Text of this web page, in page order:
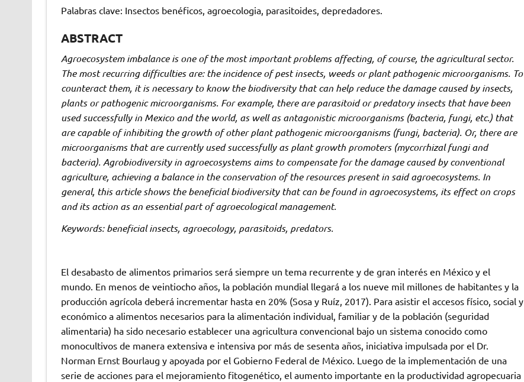
Palabras clave: Insectos benéficos, agroecologia, parasitoides, depredadores.
ABSTRACT
Agroecosystem imbalance is one of the most important problems affecting, of course, the agricultural sector.
The most recurring difficulties are: the incidence of pest insects, weeds or plant pathogenic microorganisms. To
counteract them, it is necessary to know the biodiversity that can help reduce the damage caused by insects,
plants or pathogenic microorganisms. For example, there are parasitoid or predatory insects that have been
used successfully in Mexico and the world, as well as antagonistic microorganisms (bacteria, fungi, etc.) that
are capable of inhibiting the growth of other plant pathogenic microorganisms (fungi, bacteria). Or, there are
microorganisms that are currently used successfully as plant growth promoters (mycorrhizal fungi and
bacteria). Agrobiodiversity in agroecosystems aims to compensate for the damage caused by conventional
agriculture, achieving a balance in the conservation of the resources present in said agroecosystems. In
general, this article shows the beneficial biodiversity that can be found in agroecosystems, its effect on crops
and its action as an essential part of agroecological management.
Keywords: beneficial insects, agroecology, parasitoids, predators.
El desabasto de alimentos primarios será siempre un tema recurrente y de gran interés en México y el
mundo. En menos de veintiocho años, la población mundial llegará a los nueve mil millones de habitantes y la
producción agrícola deberá incrementar hasta en 20% (Sosa y Ruíz, 2017). Para asistir el accesos físico, social y
económico a alimentos necesarios para la alimentación individual, familiar y de la población (seguridad
alimentaria) ha sido necesario establecer una agricultura convencional bajo un sistema conocido como
monocultivos de manera extensiva e intensiva por más de sesenta años, iniciativa impulsada por el Dr.
Norman Ernst Bourlaug y apoyada por el Gobierno Federal de México. Luego de la implementación de una
serie de acciones para el mejoramiento fitogenético, el aumento importante en la productividad agropecuaria